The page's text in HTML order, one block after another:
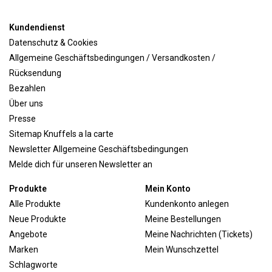
Kundendienst
Datenschutz & Cookies
Allgemeine Geschäftsbedingungen / Versandkosten /
Rücksendung
Bezahlen
Über uns
Presse
Sitemap Knuffels a la carte
Newsletter Allgemeine Geschäftsbedingungen
Melde dich für unseren Newsletter an
Produkte
Alle Produkte
Neue Produkte
Angebote
Marken
Schlagworte
Mein Konto
Kundenkonto anlegen
Meine Bestellungen
Meine Nachrichten (Tickets)
Mein Wunschzettel